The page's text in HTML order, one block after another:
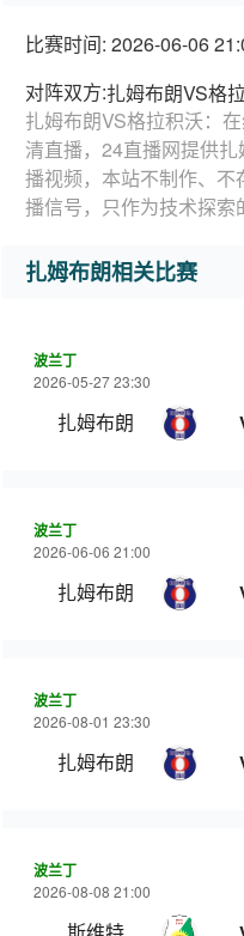
比赛时间: 2026-06-06
对阵双方:扎姆布朗VS格
扎姆布朗VS格拉积沃：
清直播，24直播网提供
播视频，本站不制作、
播信号，只作为技术探索
扎姆布朗相关比赛
波兰丁
2026-05-27 23:30
扎姆布朗
波兰丁
2026-06-06 21:00
扎姆布朗
波兰丁
2026-08-01 23:30
扎姆布朗
波兰丁
2026-08-08 21:00